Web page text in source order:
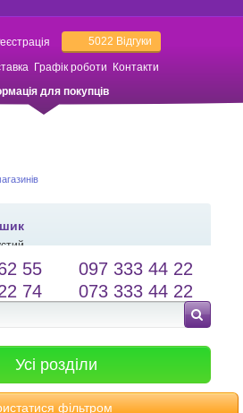
5022 Відгуки
Графік роботи
Контакти
для покупців
Мова сайту
55
097 333 44 22
74
073 333 44 22
Усі розділи
фільтром